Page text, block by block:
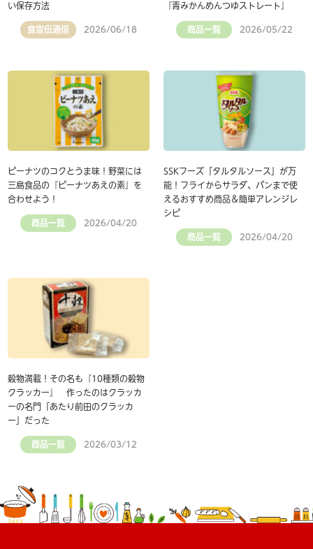
い保存方法
食宣伝通信 2026/06/18
『青みかんめんつゆストレート』
商品一覧 2026/05/22
ピーナツのコクとうま味！野菜には
三島食品の『ピーナツあえの素』を
合わせよう！
商品一覧 2026/04/20
SSKフーズ「タルタルソース」が万
能！フライからサラダ、パンまで使
えるおすすめ商品＆簡単アレンジレ
シピ
商品一覧 2026/04/20
穀物満載！その名も『10種類の穀物
クラッカー』 作ったのはクラッカ
ーの名門「あたり前田のクラッカ
ー」だった
商品一覧 2026/03/12